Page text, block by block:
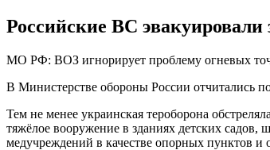
Российские ВС
МО РФ: ВОЗ игнорирует проблему огневых
В Министерстве обороны России отчитались
Тем не менее украинская тероборона
тяжёлое вооружение в зданиях детских
медучреждений в качестве опорных пунктов и